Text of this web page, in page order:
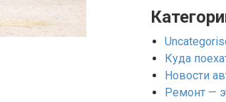
Куда
Новости
Ремонт —